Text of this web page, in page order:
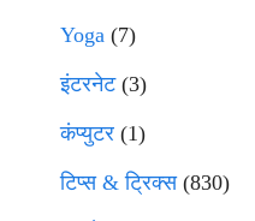
Yoga (7)
इंटरनेट(3)
कंप्युटर (1)
टिप्स & ट्रिक्स(830)